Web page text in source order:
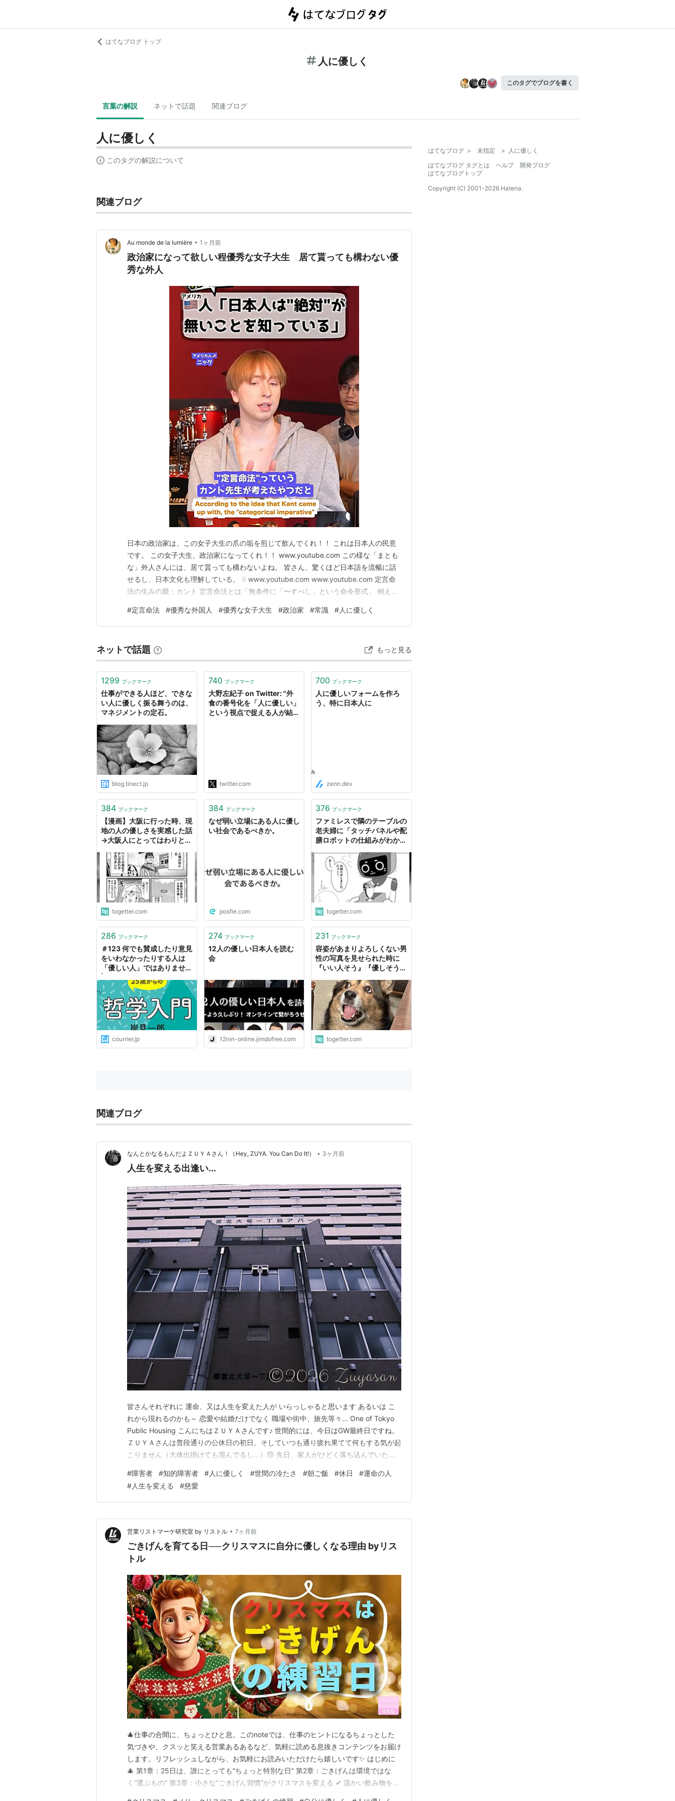
はてなブログ トップ
人に優しく
このタグでブログを書く
言葉の解説 ネットで話題 関連ブログ
人に優しく
このタグの解説について
関連ブログ
Au monde de la lumière • 1ヶ月前
政治家になって欲しい程優秀な女子大生 居て貰っても構わない優
秀な外人
日本の政治家は、この女子大生の爪の垢を煎じて飲んでくれ！！ これは日本人の民意
です。 この女子大生、政治家になってくれ！！ www.youtube.com この様な「まとも
な」外人さんには、居て貰っても構わないよね。 皆さん、驚くほど日本語を流暢に話
せるし、日本文化も理解している。 ☟ www.youtube.com www.youtube.com 定言命
法の生みの親：カント 定言命法とは「無条件に「〜すべし」という命令形式」 例えば
いけない」 仮言命法 仮言命法というのは「条件付きで「〜すべし」という命令形式 例
え…
#定言命法 #優秀な外国人 #優秀な女子大生 #政治家 #常識 #人に優しく
ネットで話題 もっと見る
1299 ブックマーク
仕事ができる人ほど、できな
い人に優しく振る舞うのは、
マネジメントの定石。
blog.tinect.jp
740 ブックマーク
大野左紀子 on Twitter: "外
食の番号化を「人に優しい」
という視点で捉える人が結構
り一層あからさまになってデ
ィストピア感が増しました
ね‥‥感が強い。"
twitter.com
700 ブックマーク
人に優しいフォームを作ろ
う、特に日本人に
zenn.dev
384 ブックマーク
【漫画】大阪に行った時、現
地の人の優しさを実感した話
→大阪人にとってはわりと普
togetter.com
384 ブックマーク
なぜ弱い立場にある人に優し
い社会であるべきか。
posfie.com
376 ブックマーク
ファミレスで隣のテーブルの
老夫婦に「タッチパネルや配
膳ロボットの仕組みがわから
最先端もいいけどもっと人に
優しい社会であってほしい
togetter.com
286 ブックマーク
＃123 何でも賛成したり意見
をいわなかったりする人は
「優しい人」ではありません
入門
courrier.jp
274 ブックマーク
12人の優しい日本人を読む
会
12nin-online.jimdofree.com
231 ブックマーク
容姿があまりよろしくない男
性の写真を見せられた時に
『いい人そう』『優しそう』
性版は何？
togetter.com
関連ブログ
なんとかなるもんだよＺＵＹＡさん！（Hey, ZUYA. You Can Do It!） • 3ヶ月前
人生を変える出逢い...
皆さんそれぞれに 運命、又は人生を変えた人が いらっしゃると思います あるいは こ
れから現れるのかも～ 恋愛や結婚だけでなく 職場や街中、旅先等々... One of Tokyo
Public Housing こんにちはＺＵＹＡさんです♪ 世間的には、今日はGW最終日ですね。
ＺＵＹＡさんは普段通りの公休日の初日。そしていつも通り疲れ果てて何もする気が起
こりません（大体出掛けても混んでるし...）😔 先日、家人がひどく落ち込んでいたの
る子供達に携わる仕事に目覚めるキッカケになった知的障害のある30代の女性（以
下、Bさん…
#障害者 #知的障害者 #人に優しく #世間の冷たさ #朝ご飯 #休日 #運命の人
#人生を変える #慈愛
営業リストマーケ研究室 by リストル • 7ヶ月前
ごきげんを育てる日──クリスマスに自分に優しくなる理由 byリス
トル
🎄仕事の合間に、ちょっとひと息。このnoteでは、仕事のヒントになるちょっとした
気づきや、クスッと笑える営業あるあるなど、気軽に読める息抜きコンテンツをお届け
します。リフレッシュしながら、お気軽にお読みいただけたら嬉しいです✨ はじめに
🎄 第1章：25日は、誰にとっても“ちょっと特別な日” 第2章：ごきげんは環境ではな
く“選ぶもの” 第3章：小さな“ごきげん習慣”がクリスマスを変える ✔ 温かい飲み物をゆ
はてなブログ > 未指定 > 人に優しく
はてなブログ タグとは
ヘルプ
開発ブログ
はてなブログトップ
Copyright (C) 2001-2026 Hatena.